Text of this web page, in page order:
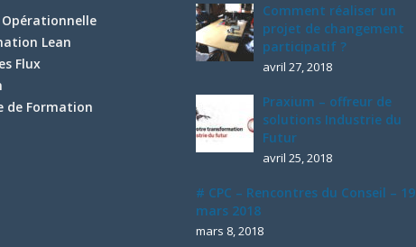
Opérationnelle
Lean
Flux
de Formation
Comment réaliser un
projet de changement
participatif ?
avril 27, 2018
Praxium – offreur de
solutions Industrie du
Futur
avril 25, 2018
# CPC – Rencontres du Conseil – 19
mars 2018
mars 8, 2018